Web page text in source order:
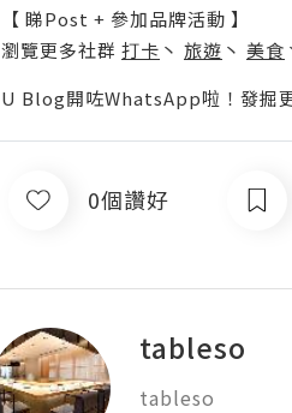
【 睇Post + 參加品牌活動 】
瀏覽更多社群 打卡 丶 旅遊 丶 美食
U Blog開咗WhatsApp啦！發掘
0個讚好
tableso
tableso